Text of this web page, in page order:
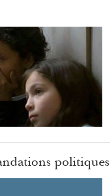
politiques